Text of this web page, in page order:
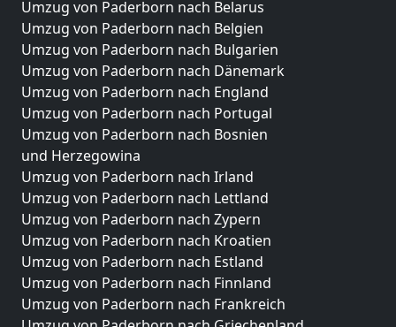
Umzug von Paderborn nach Belarus
Umzug von Paderborn nach Belgien
Umzug von Paderborn nach Bulgarien
Umzug von Paderborn nach Dänemark
Umzug von Paderborn nach England
Umzug von Paderborn nach Portugal
Umzug von Paderborn nach Bosnien
und Herzegowina
Umzug von Paderborn nach Irland
Umzug von Paderborn nach Lettland
Umzug von Paderborn nach Zypern
Umzug von Paderborn nach Kroatien
Umzug von Paderborn nach Estland
Umzug von Paderborn nach Finnland
Umzug von Paderborn nach Frankreich